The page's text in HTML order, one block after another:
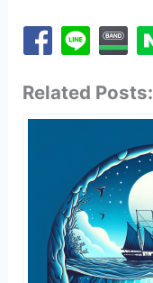
Related Posts: